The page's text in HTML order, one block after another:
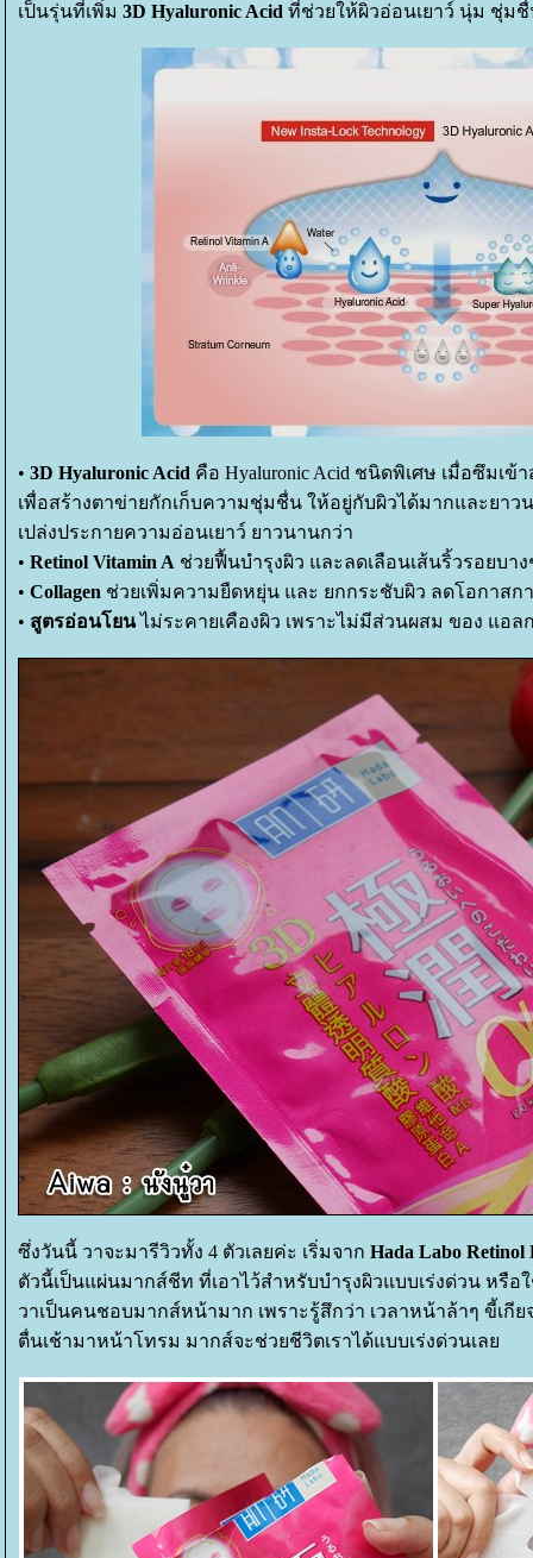
เป็นรุ่นที่เพิ่ม 3D Hyaluronic Acid ที่ช่วยให้ผิวอ่อนเยาว์ นุ่ม ชุ่ม
• 3D Hyaluronic Acid คือ Hyaluronic Acid ชนิดพิเศษ เมื่อซึมเข้
เพื่อสร้างตาข่ายกักเก็บความชุ่มชื่น ให้อยู่กับผิวได้มากและยาว
เปล่งประกายความอ่อนเยาว์ ยาวนานกว่า
• Retinol Vitamin A ช่วยฟื้นบำรุงผิว และลดเลือนเส้นริ้วรอยบ
• Collagen ช่วยเพิ่มความยืดหยุ่น และ ยกกระชับผิว ลดโอกาสก
• สูตรอ่อนโยนไม่ระคายเคืองผิว เพราะไม่มีส่วนผสม ของ แอ
ซึ่งวันนี้ วาจะมารีวิวทั้ง 4 ตัวเลยค่ะ เริ่มจาก Hada Labo
ตัวนี้เป็นแผ่นมากส์ชีท ที่เอาไว้สำหรับบำรุงผิวแบบเร่งด่วน หรือ
วาเป็นคนชอบมากส์หน้ามาก เพราะรู้สึกว่า เวลาหน้าล้าๆ ขี้เกี
ตื่นเช้ามาหน้าโทรม มากส์จะช่วยชีวิตเราได้แบบเร่งด่วนเล